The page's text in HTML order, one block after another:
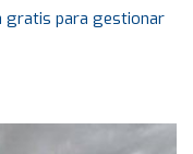
gratis para gestionar